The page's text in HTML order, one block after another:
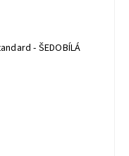
- ŠEDOBÍLÁ